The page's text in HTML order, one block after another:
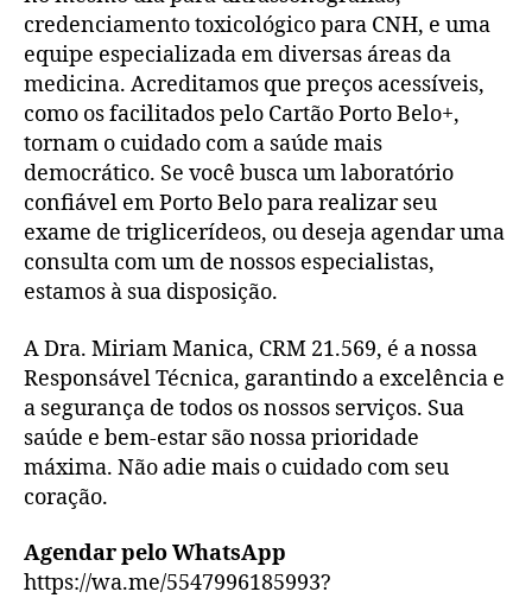
credenciamento toxicológico para CNH, e uma
equipe especializada em diversas áreas da
medicina. Acreditamos que preços acessíveis,
como os facilitados pelo Cartão Porto Belo+,
tornam o cuidado com a saúde mais
democrático. Se você busca um laboratório
confiável em Porto Belo para realizar seu
exame de triglicerídeos, ou deseja agendar uma
consulta com um de nossos especialistas,
estamos à sua disposição.
A Dra. Miriam Manica, CRM 21.569, é a nossa
Responsável Técnica, garantindo a excelência e
a segurança de todos os nossos serviços. Sua
saúde e bem-estar são nossa prioridade
máxima. Não adie mais o cuidado com seu
coração.
Agendar pelo WhatsApp
https://wa.me/5547996185993?